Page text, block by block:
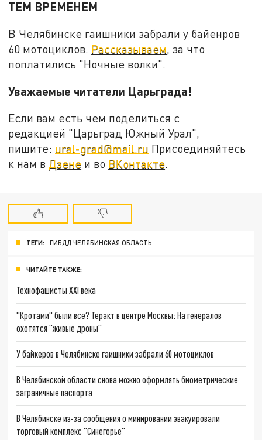
ТЕМ ВРЕМЕНЕМ
В Челябинске гаишники забрали у байенров
60 мотоциклов. Рассказываем, за что
поплатились "Ночные волки".
Уважаемые читатели Царьграда!
Если вам есть чем поделиться с
редакцией "Царьград Южный Урал",
пишите: ural-grad@mail.ru Присоединяйтесь
к нам в Дзене и во ВКонтакте.
ТЕГИ: ГИБДД ЧЕЛЯБИНСКАЯ ОБЛАСТЬ
ЧИТАЙТЕ ТАКЖЕ:
Технофашисты XXI века
"Кротами" были все? Теракт в центре Москвы: На генералов
охотятся "живые дроны"
У байкеров в Челябинске гаишники забрали 60 мотоциклов
В Челябинской области снова можно оформлять биометрические
заграничные паспорта
В Челябинске из-за сообщения о минировании эвакуировали
торговый комплекс "Синегорье"